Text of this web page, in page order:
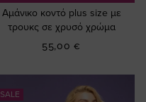
Αμάνικο κοντό plus size με
τρουκς σε χρυσό χρώμα
55,00 €
SALE